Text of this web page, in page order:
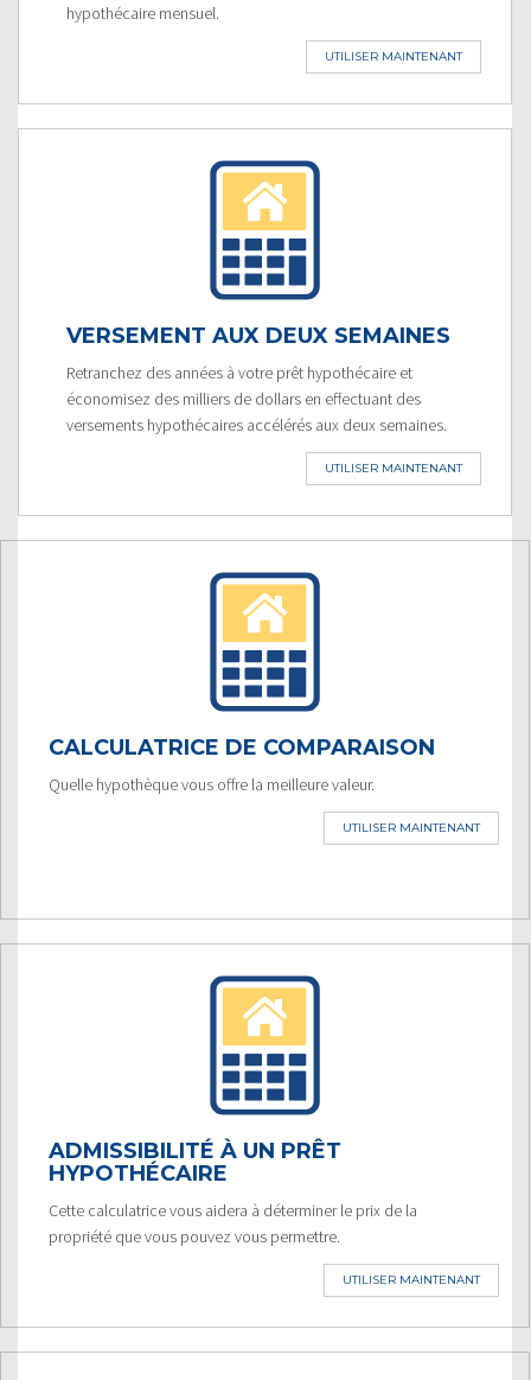
hypothécaire mensuel.
UTILISER MAINTENANT
VERSEMENT AUX DEUX SEMAINES
Retranchez des années à votre prêt hypothécaire et
économisez des milliers de dollars en effectuant des
versements hypothécaires accélérés aux deux semaines.
UTILISER MAINTENANT
CALCULATRICE DE COMPARAISON
Quelle hypothèque vous offre la meilleure valeur.
UTILISER MAINTENANT
ADMISSIBILITÉ À UN PRÊT
HYPOTHÉCAIRE
Cette calculatrice vous aidera à déterminer le prix de la
propriété que vous pouvez vous permettre.
UTILISER MAINTENANT